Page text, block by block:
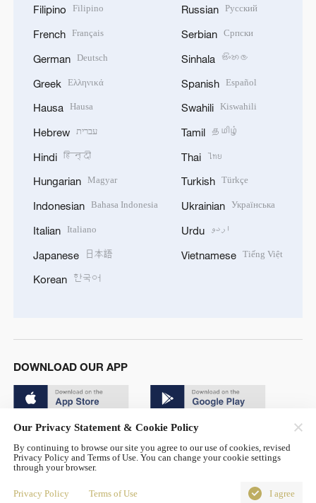
Filipino Filipino
French Français
German Deutsch
Greek Ελληνικά
Hausa Hausa
Hebrew עברית
Hindi हिन्दी
Hungarian Magyar
Indonesian Bahasa Indonesia
Italian Italiano
Japanese 日本語
Korean 한국어
Russian Русский
Serbian Српски
Sinhala සිංහල
Spanish Español
Swahili Kiswahili
Tamil தமிழ்
Thai ไทย
Turkish Türkçe
Ukrainian Українська
Urdu اردو
Vietnamese Tiếng Việt
DOWNLOAD OUR APP
© China Radio International.CRI. All Rights Reserved. 16A
Shijingshan Road, Beijing, China. 100040
Our Privacy Statement & Cookie Policy
By continuing to browse our site you agree to our use of cookies, revised
Privacy Policy and Terms of Use. You can change your cookie settings
through your browser.
Privacy Policy Terms of Use I agree